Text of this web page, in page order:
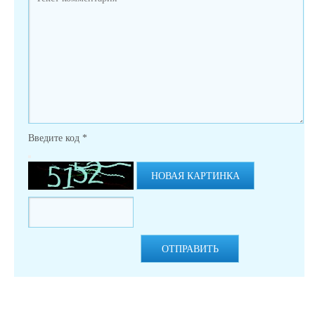
Введите код *
НОВАЯ КАРТИНКА
ОТПРАВИТЬ